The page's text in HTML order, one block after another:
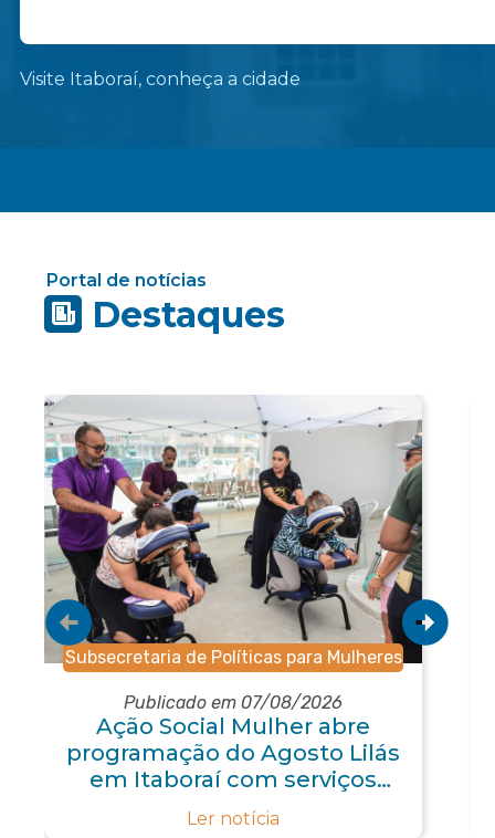
Visite Itaboraí, conheça a cidade
Portal de notícias
Destaques
Subsecretaria de Políticas para Mulheres
Publicado em 07/08/2026
Ação Social Mulher abre
programação do Agosto Lilás
em Itaboraí com serviços
gratuitos e orientações
Ler notícia